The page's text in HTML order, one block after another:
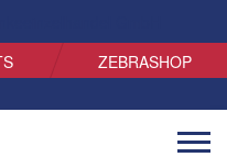
ZEBRASHOP